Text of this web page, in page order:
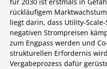
rückläufigem
liegt darin, dass Utility-
negativen Strompreisen
zum Engpass werden und
strukturellen Erfordernis
Vergabeprozess dafür